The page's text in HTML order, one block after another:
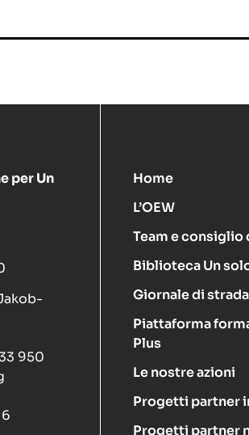
per Un
950
Home
L’OEW
Team e
Biblioteca Un
Giornale di
Piattaforma
Plus
Le nostre azioni
Progetti partner
Progetti partner